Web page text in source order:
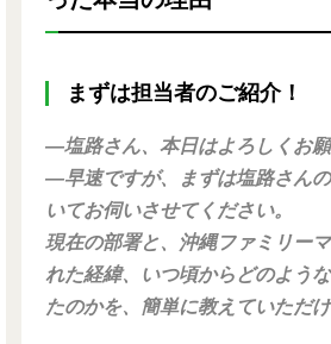
まずは担当者のご紹介！
―塩路さん、本日はよろしくお願
―早速ですが、まずは塩路さん
いてお伺いさせてください。
現在の部署と、沖縄ファミリー
れた経緯、いつ頃からどのよう
たのかを、簡単に教えていただ